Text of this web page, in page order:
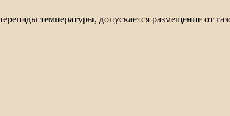
температуры, допускается размещение от